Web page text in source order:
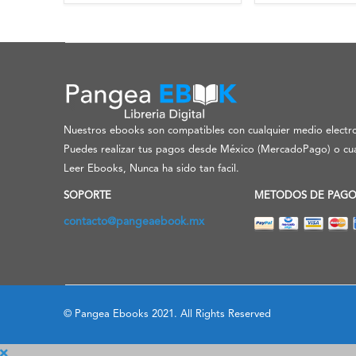
Nuestros ebooks son compatibles con cualquier medio
Puedes realizar tus pagos desde México (MercadoPago) o
Leer Ebooks, Nunca ha sido tan facil.
SOPORTE
contacto@pangeaebook.mx
METODOS DE PAGO
© Pangea Ebooks 2021. All Rights Reserved